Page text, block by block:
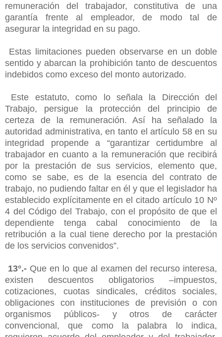
remuneración del trabajador, constitutiva de una
garantía frente al empleador, de modo tal de
asegurar la integridad en su pago.
Estas limitaciones pueden observarse en un doble
sentido y abarcan la prohibición tanto de descuentos
indebidos como exceso del monto autorizado.
Este estatuto, como lo señala la Dirección del
Trabajo, persigue la protección del principio de
certeza de la remuneración. Así ha señalado la
autoridad administrativa, en tanto el artículo 58 en su
integridad propende a “garantizar certidumbre al
trabajador en cuanto a la remuneración que recibirá
por la prestación de sus servicios, elemento que,
como se sabe, es de la esencia del contrato de
trabajo, no pudiendo faltar en él y que el legislador ha
establecido explícitamente en el citado artículo 10 Nº
4 del Código del Trabajo, con el propósito de que el
dependiente tenga cabal conocimiento de la
retribución a la cual tiene derecho por la prestación
de los servicios convenidos”.
13°.- Que en lo que al examen del recurso interesa,
existen descuentos obligatorios –impuestos,
cotizaciones, cuotas sindicales, créditos sociales,
obligaciones con instituciones de previsión o con
organismos públicos- y otros de carácter
convencional, que como la palabra lo indica,